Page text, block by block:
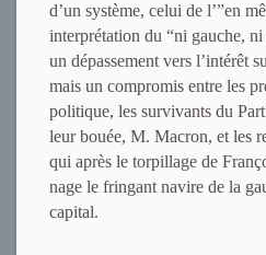
d’un système, celui de l’”en
interprétation du “ni gauche,
un dépassement vers l’intérêt
mais un compromis entre les
politique, les survivants du
leur bouée, M. Macron, et les
qui après le torpillage de
nage le fringant navire de la
capital.